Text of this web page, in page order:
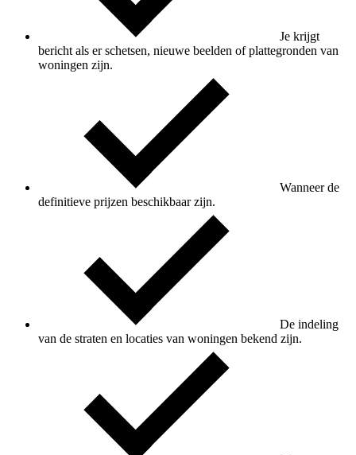
Je krijgt
bericht als er schetsen, nieuwe beelden of plattegronden van
woningen zijn.
Wanneer de
definitieve prijzen beschikbaar zijn.
De indeling
van de straten en locaties van woningen bekend zijn.